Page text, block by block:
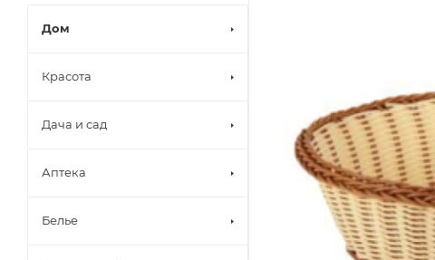
Дом
Красота
Дача и сад
Аптека
Белье